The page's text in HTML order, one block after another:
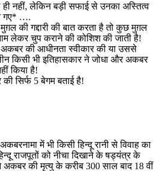
ही नहीं, लेकिन बड़ी सफाई से उनका अस्तित्व
गए* ….
की गद्दारी की बात करता है तो कुछ मुग़ल
नाम लेकर चुप कराने की कोशिश की जाती है!
अकबर की आधीनता स्वीकार की या उससे
किसी भी इतिहासकार ने जोधा और अकबर
किया है!
सिर्फ 5 बेगम बताई है!
में भी किसी हिन्दू रानी से विवाह का
राजपूतों को नीचा दिखाने के षड्यंत्र के
अकबर की मृत्यु के करीब 300 साल बाद 18 वीं